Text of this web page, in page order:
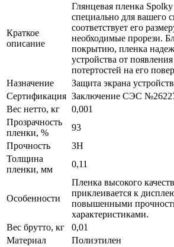
Краткое
описание
Глянцевая пленка Spolky
специально для вашего
соответствует его
необходимые прорези.
покрытию, пленка
устройства от
потертостей на его
Назначение
Защита экрана
Сертификация Заключение СЭС
Вес нетто, кг
0,001
Прозрачность
пленки, %
93
Прочность
3H
Толщина
пленки, мм
0,11
Особенности
Пленка высокого
приклеивается к
повышенными
характеристиками.
Вес брутто, кг
0,01
Материал
Полиэтилен